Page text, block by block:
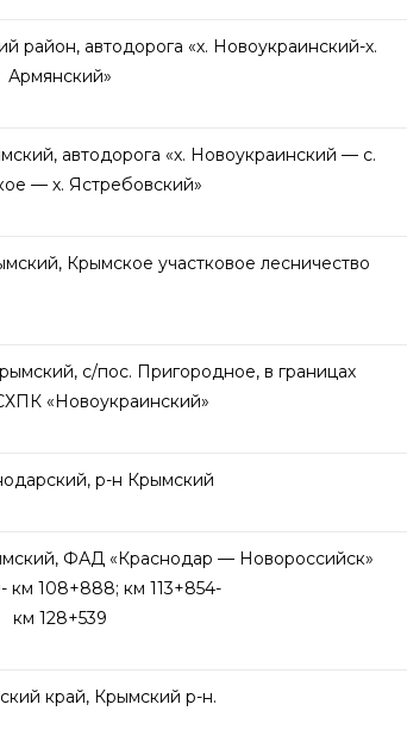
район, автодорога «х. Новоукраинский-х.
Армянский»
автодорога «х. Новоукраинский — с.
— х. Ястребовский»
Крымское участковое лесничество
с/пос. Пригородное, в границах
«Новоукраинский»
р-н Крымский
ФАД «Краснодар — Новороссийск»
км 108+888; км 113+854-
км 128+539
край, Крымский р-н.